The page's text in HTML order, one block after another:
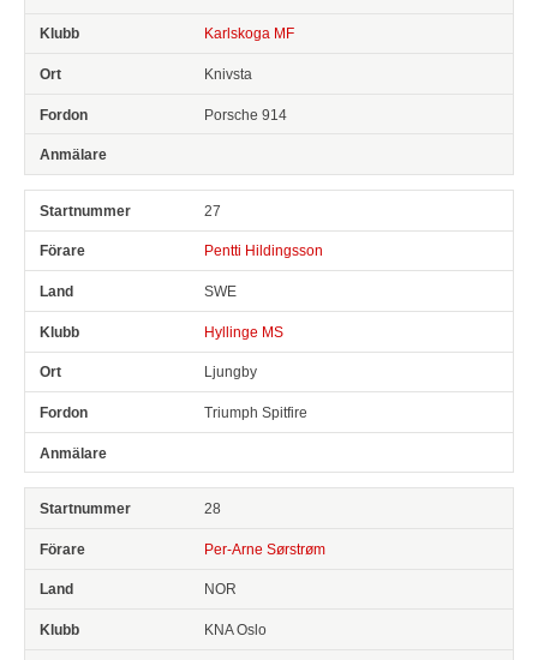
Karlskoga MF
Knivsta
Porsche 914
27
Pentti Hildingsson
SWE
Hyllinge MS
Ljungby
Triumph Spitfire
28
Per-Arne Sørstrøm
NOR
KNA Oslo